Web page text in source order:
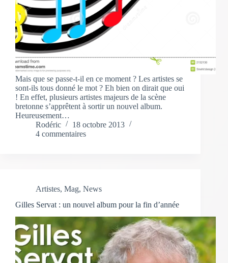
Mais que se passe-t-il en ce moment ? Les artistes se
sont-ils tous donné le mot ? Eh bien on dirait que oui
! En effet, plusieurs artistes majeurs de la scène
bretonne s’apprêtent à sortir un nouvel album.
Heureusement…
Rodéric
18 octobre 2013
4 commentaires
Artistes, Mag, News
Gilles Servat : un nouvel album pour la fin d’année